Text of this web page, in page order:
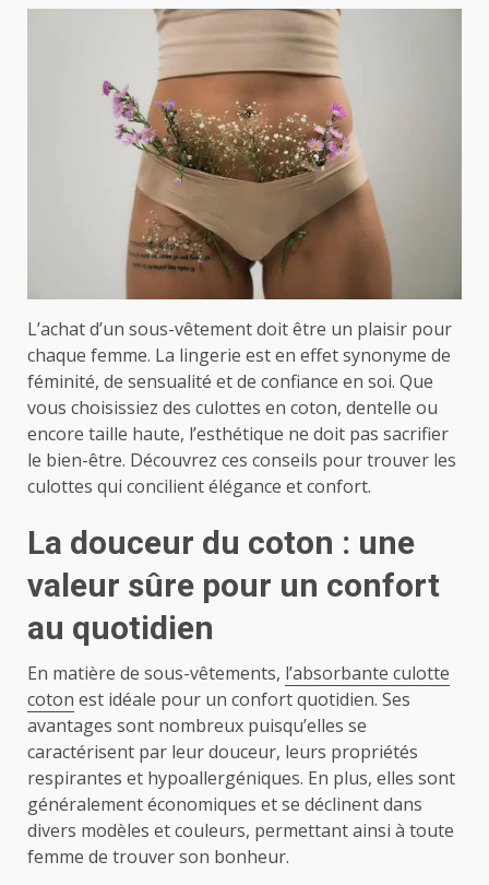
L’achat d’un sous-vêtement doit être un plaisir pour
chaque femme. La lingerie est en effet synonyme de
féminité, de sensualité et de confiance en soi. Que
vous choisissiez des culottes en coton, dentelle ou
encore taille haute, l’esthétique ne doit pas sacrifier
le bien-être. Découvrez ces conseils pour trouver les
culottes qui concilient élégance et confort.
La douceur du coton : une
valeur sûre pour un confort
au quotidien
En matière de sous-vêtements, l’absorbante culotte
coton est idéale pour un confort quotidien. Ses
avantages sont nombreux puisqu’elles se
caractérisent par leur douceur, leurs propriétés
respirantes et hypoallergéniques. En plus, elles sont
généralement économiques et se déclinent dans
divers modèles et couleurs, permettant ainsi à toute
femme de trouver son bonheur.